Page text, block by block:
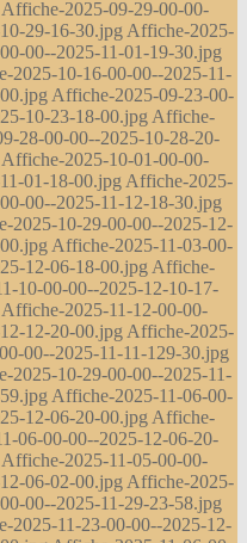
2025-09-29-00-00-
29-16-30.jpg Affiche-2025-
00--2025-11-01-19-30.jpg
2025-10-16-00-00--2025-11-
Affiche-2025-09-23-00-
10-23-18-00.jpg Affiche-
28-00-00--2025-10-28-20-
2025-10-01-00-00-
01-18-00.jpg Affiche-2025-
00--2025-11-12-18-30.jpg
2025-10-29-00-00--2025-12-
Affiche-2025-11-03-00-
12-06-18-00.jpg Affiche-
10-00-00--2025-12-10-17-
2025-11-12-00-00-
12-20-00.jpg Affiche-2025-
00--2025-11-11-129-30.jpg
2025-10-29-00-00--2025-11-
Affiche-2025-11-06-00-
12-06-20-00.jpg Affiche-
06-00-00--2025-12-06-20-
2025-11-05-00-00-
06-02-00.jpg Affiche-2025-
00--2025-11-29-23-58.jpg
2025-11-23-00-00--2025-12-